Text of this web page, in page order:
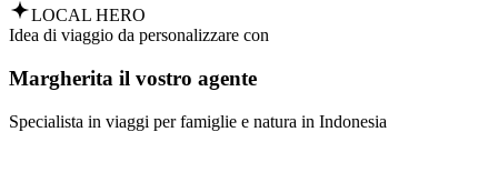
LOCAL HERO
Idea di viaggio da personalizzare con
Margherita il vostro agente
Specialista in viaggi per famiglie e natura in Indonesia